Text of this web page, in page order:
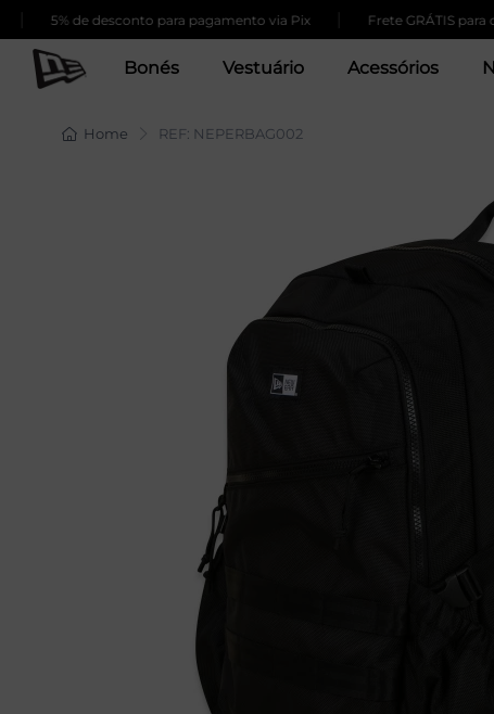
5% de desconto para pagamento via Pix | Frete GRÁTIS para
Bonés Vestuário Acessórios
Home REF: NEPERBAG002